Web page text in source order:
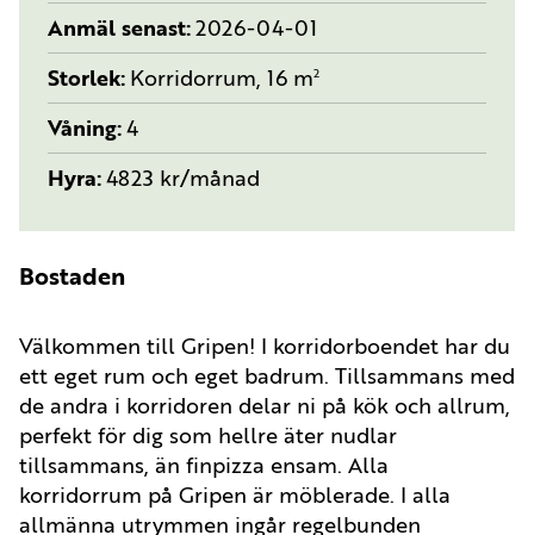
Anmäl senast 2026-04-01
Storlek Korridorrum, 16 m2
Våning 4
Hyra 4823 kr/månad
Bostaden
Välkommen till Gripen! I korridorboendet har du
ett eget rum och eget badrum. Tillsammans med
de andra i korridoren delar ni på kök och allrum,
perfekt för dig som hellre äter nudlar
tillsammans, än finpizza ensam. Alla
korridorrum på Gripen är möblerade. I alla
allmänna utrymmen ingår regelbunden